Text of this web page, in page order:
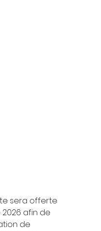
sera offerte
2026 afin de
de